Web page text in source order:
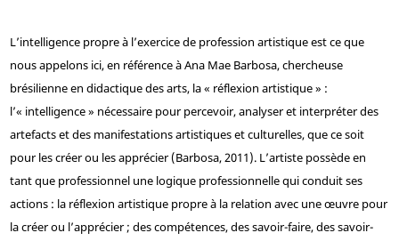
L’intelligence propre à l’exercice de profession artistique est ce que
nous appelons ici, en référence à Ana Mae Barbosa, chercheuse
brésilienne en didactique des arts, la « réflexion artistique » :
l’« intelligence » nécessaire pour percevoir, analyser et interpréter des
artefacts et des manifestations artistiques et culturelles, que ce soit
pour les créer ou les apprécier (Barbosa, 2011). L’artiste possède en
tant que professionnel une logique professionnelle qui conduit ses
actions : la réflexion artistique propre à la relation avec une œuvre pour
la créer ou l’apprécier ; des compétences, des savoir-faire, des savoir-